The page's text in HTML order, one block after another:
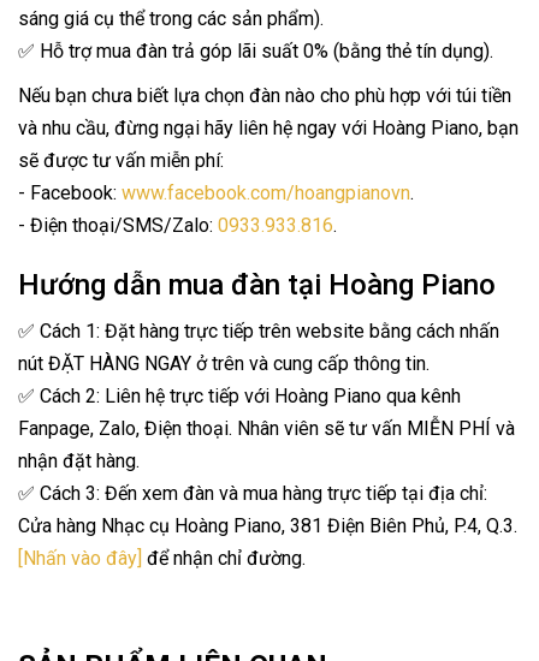
sáng giá cụ thể trong các sản phẩm).
✅ Hỗ trợ mua đàn trả góp lãi suất 0% (bằng thẻ tín dụng).
Nếu bạn chưa biết lựa chọn đàn nào cho phù hợp với túi tiền
và nhu cầu, đừng ngại hãy liên hệ ngay với Hoàng Piano, bạn
sẽ được tư vấn miễn phí:
- Facebook: www.facebook.com/hoangpianovn.
- Điện thoại/SMS/Zalo: 0933.933.816.
Hướng dẫn mua đàn tại Hoàng Piano
✅ Cách 1: Đặt hàng trực tiếp trên website bằng cách nhấn
nút ĐẶT HÀNG NGAY ở trên và cung cấp thông tin.
✅ Cách 2: Liên hệ trực tiếp với Hoàng Piano qua kênh
Fanpage, Zalo, Điện thoại. Nhân viên sẽ tư vấn MIỄN PHÍ và
nhận đặt hàng.
✅ Cách 3: Đến xem đàn và mua hàng trực tiếp tại địa chỉ:
Cửa hàng Nhạc cụ Hoàng Piano, 381 Điện Biên Phủ, P.4, Q.3.
[Nhấn vào đây] để nhận chỉ đường.